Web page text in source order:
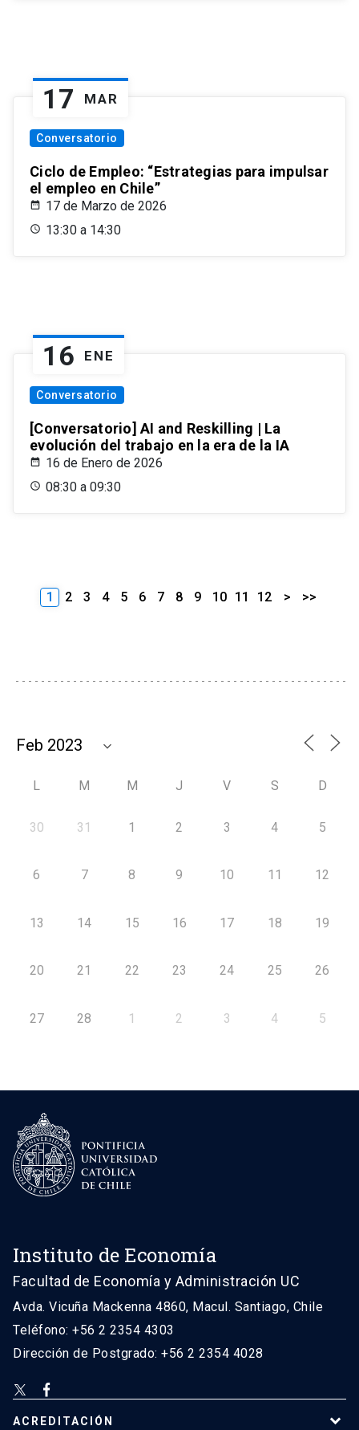
17 MAR
Conversatorio
Ciclo de Empleo: “Estrategias para impulsar
el empleo en Chile”
17 de Marzo de 2026
13:30 a 14:30
16 ENE
Conversatorio
[Conversatorio] AI and Reskilling | La
evolución del trabajo en la era de la IA
16 de Enero de 2026
08:30 a 09:30
1 2 3 4 5 6 7 8 9 10 11 12 > >>
L M M J V S D
30 31 1 2 3 4 5
6 7 8 9 10 11 12
13 14 15 16 17 18 19
20 21 22 23 24 25 26
27 28 1 2 3 4 5
Instituto de Economía
Facultad de Economía y Administración UC
Avda. Vicuña Mackenna 4860, Macul. Santiago, Chile
Teléfono: +56 2 2354 4303
Dirección de Postgrado: +56 2 2354 4028
ACREDITACIÓN